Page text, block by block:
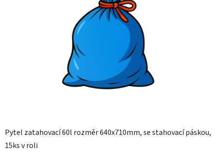
Pytel zatahovací 60l rozměr 640x710mm, se stahovací páskou,
15ks v roli